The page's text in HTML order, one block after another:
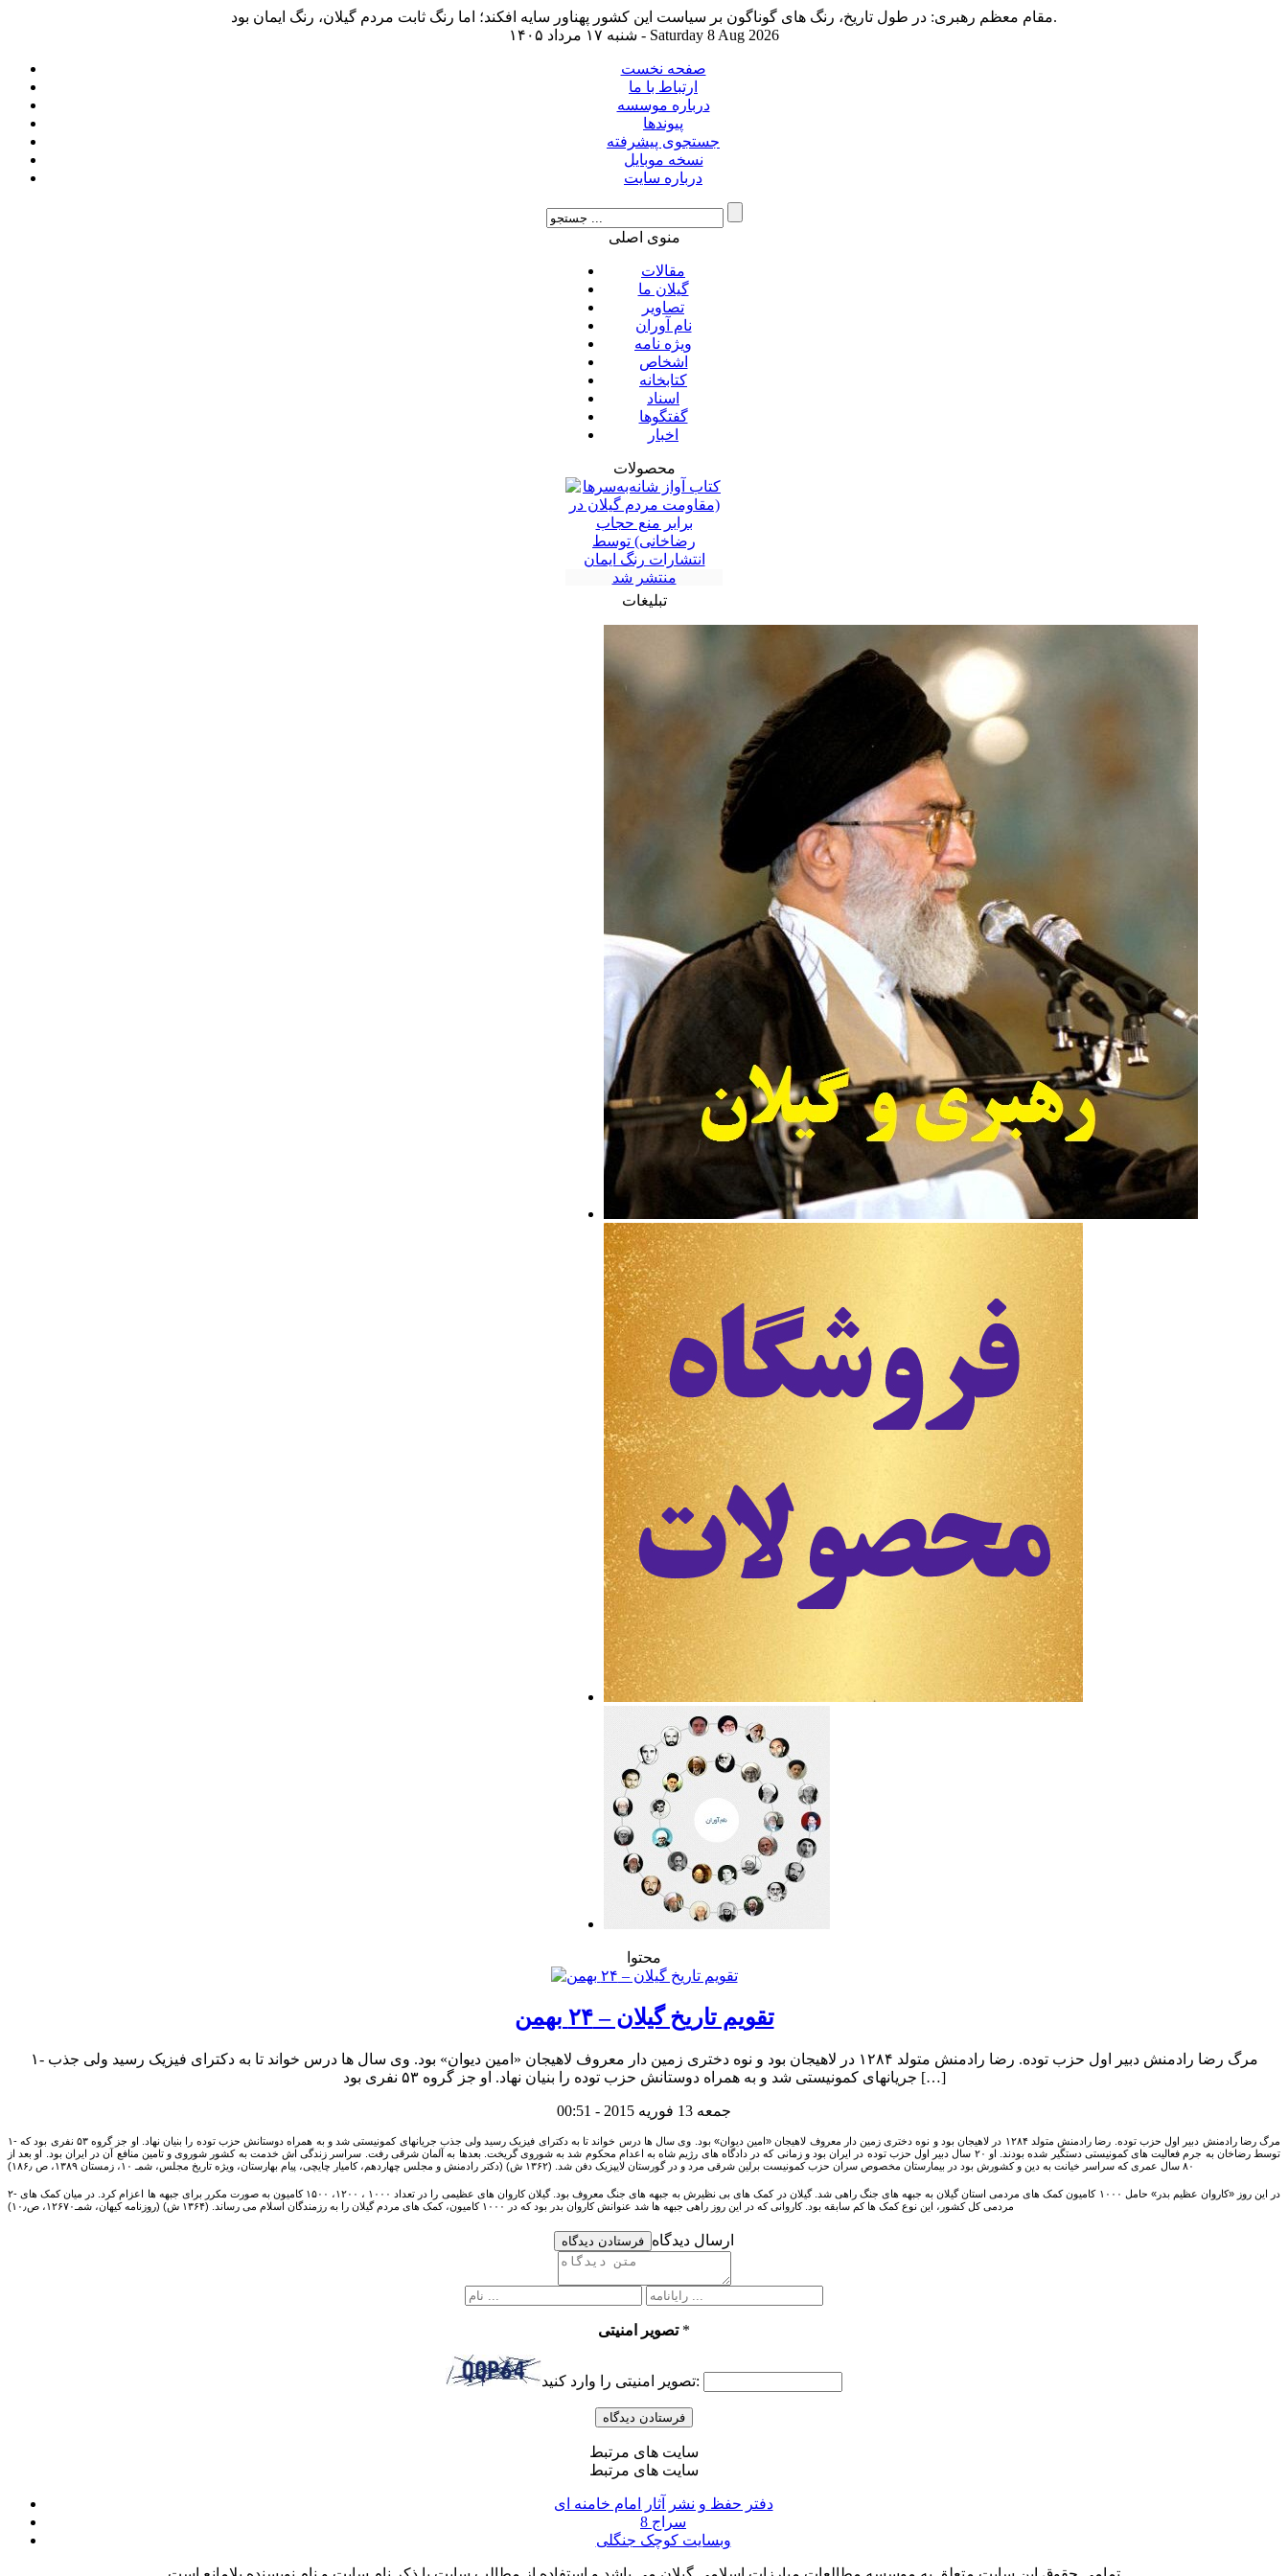
مقام معظم رهبری: در طول تاریخ، رنگ های گوناگون بر سیاست این کشور پهناور سایه افکند؛ اما رنگ ثابت مردم گیلان، رنگ ایمان بود.
شنبه ۱۷ مرداد ۱۴۰۵ - Saturday 8 Aug 2026
صفحه نخست
ارتباط با ما
درباره موسسه
پیوندها
جستجوی پیشرفته
نسخه موبایل
درباره سایت
منوی اصلی
مقالات
گیلان ما
تصاویر
نام آوران
ویژه نامه
اشخاص
کتابخانه
اسناد
گفتگوها
اخبار
محصولات
تبلیغات
محتوا
تقویم تاریخ گیلان – ۲۴ بهمن
۱- مرگ رضا رادمنش دبیر اول حزب توده. رضا رادمنش متولد ۱۲۸۴ در لاهیجان بود و نوه دختری زمین دار معروف لاهیجان «امین دیوان» بود. وی سال ها درس خواند تا به دکترای فیزیک رسید ولی جذب
جریانهای کمونیستی شد و به همراه دوستانش حزب توده را بنیان نهاد. او جز گروه ۵۳ نفری بود […]
جمعه 13 فوریه 2015 - 00:51
۱- مرگ رضا رادمنش دبیر اول حزب توده. رضا رادمنش متولد ۱۲۸۴ در لاهیجان بود و نوه دختری زمین دار معروف لاهیجان «امین دیوان» بود. وی سال ها درس خواند تا به دکترای فیزیک رسید ولی جذب جریانهای کمونیستی شد و به همراه دوستانش حزب توده را بنیان نهاد. او جز گروه ۵۳ نفری بود که
توسط رضاخان به جرم فعالیت های کمونیستی دستگیر شده بودند. او ۲۰ سال دبیر اول حزب توده در ایران بود و زمانی که در دادگاه های رژیم شاه به اعدام محکوم شد به شوروی گریخت. بعدها به آلمان شرقی رفت. سراسر زندگی اش خدمت به کشور شوروی و تامین منافع آن در ایران بود. او بعد از
۸۰ سال عمری که سراسر خیانت به دین و کشورش بود در بیمارستان مخصوص سران حزب کمونیست برلین شرقی مرد و در گورستان لایپزیک دفن شد. (۱۳۶۲ ش) (دکتر رادمنش و مجلس چهاردهم، کامیار چایچی، پیام بهارستان، ویژه تاریخ مجلس، شمـ ۱۰، زمستان ۱۳۸۹، ص ۱۸۶٫)
۲- در این روز «کاروان عظیم بدر» حامل ۱۰۰۰ کامیون کمک های مردمی استان گیلان به جبهه های جنگ راهی شد. گیلان در کمک های بی نظیرش به جبهه های جنگ معروف بود. گیلان کاروان های عظیمی را در تعداد ۱۰۰۰ ، ۱۲۰۰، ۱۵۰۰ کامیون به صورت مکرر برای جبهه ها اعزام کرد. در میان کمک های
مردمی کل کشور، این نوع کمک ها کم سابقه بود. کاروانی که در این روز راهی جبهه ها شد عنوانش کاروان بدر بود که در ۱۰۰۰ کامیون، کمک های مردم گیلان را به رزمندگان اسلام می رساند. (۱۳۶۴ ش) (روزنامه کیهان، شمـ۱۲۶۷۰، ص۱۰٫)
فرستادن دیدگاه ارسال دیدگاه
تصویر امنیتی *
تصویر امنیتی را وارد کنید:
سایت های مرتبط
سایت های مرتبط
دفتر حفظ و نشر آثار امام خامنه ای
سراج 8
وبسایت کوچک جنگلی